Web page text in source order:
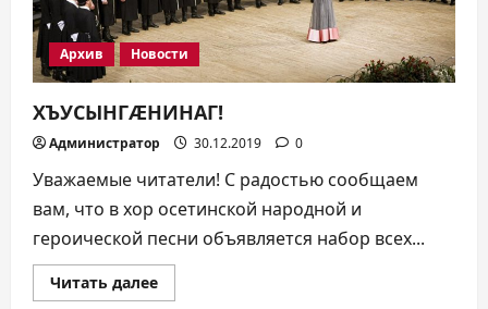
Архив Новости
ХЪУСЫНГÆНИНАГ!
Администратор 30.12.2019 0
Уважаемые читатели! С радостью сообщаем
вам, что в хор осетинской народной и
героической песни объявляется набор всех...
Читать далееПрочитать
больше